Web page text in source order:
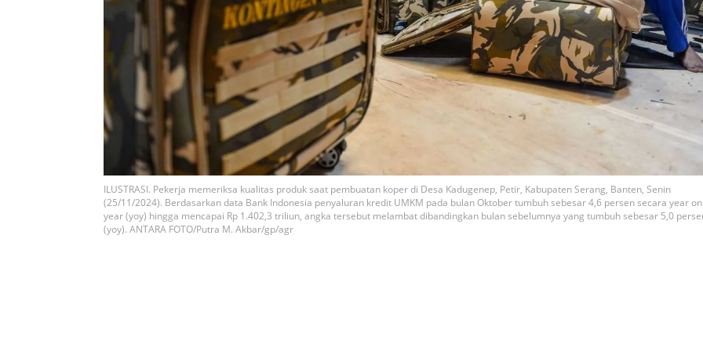
ILUSTRASI. Pekerja memeriksa kualitas produk saat pembuatan koper di Desa Kadugenep, Petir, Kabupaten Serang, Banten, Senin
(25/11/2024). Berdasarkan data Bank Indonesia penyaluran kredit UMKM pada bulan Oktober tumbuh sebesar 4,6 persen secara year on
year (yoy) hingga mencapai Rp 1.402,3 triliun, angka tersebut melambat dibandingkan bulan sebelumnya yang tumbuh sebesar 5,0
(yoy). ANTARA FOTO/Putra M. Akbar/gp/agr